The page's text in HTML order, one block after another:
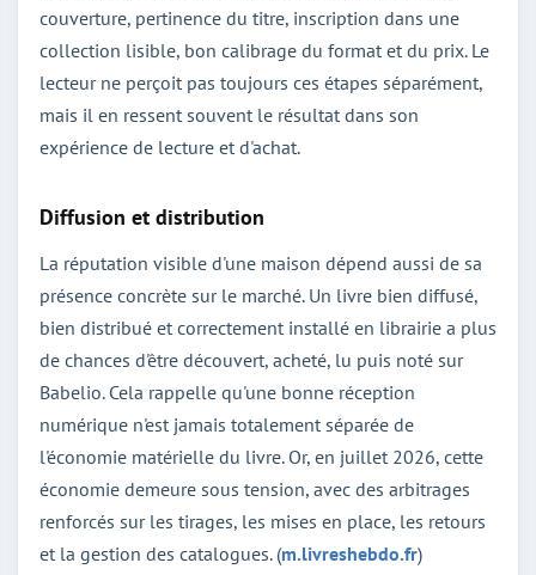
couverture, pertinence du titre, inscription dans une
collection lisible, bon calibrage du format et du prix. Le
lecteur ne perçoit pas toujours ces étapes séparément,
mais il en ressent souvent le résultat dans son
expérience de lecture et d'achat.
Diffusion et distribution
La réputation visible d'une maison dépend aussi de sa
présence concrète sur le marché. Un livre bien diffusé,
bien distribué et correctement installé en librairie a plus
de chances d'être découvert, acheté, lu puis noté sur
Babelio. Cela rappelle qu'une bonne réception
numérique n'est jamais totalement séparée de
l'économie matérielle du livre. Or, en juillet 2026, cette
économie demeure sous tension, avec des arbitrages
renforcés sur les tirages, les mises en place, les retours
et la gestion des catalogues. (m.livreshebdo.fr)